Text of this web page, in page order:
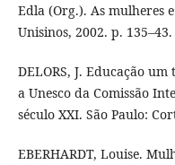
Edla (Org.). As mulheres
Unisinos, 2002. p. 135–43.
DELORS, J. Educação
a Unesco da Comissão
século XXI. São Paulo:
EBERHARDT, Louise.